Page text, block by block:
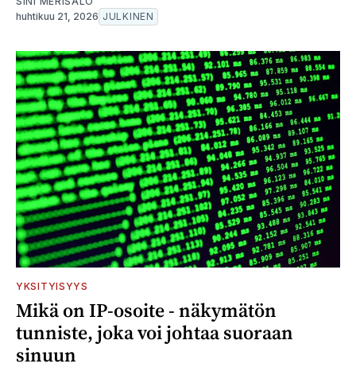
huhtikuu 21, 2026 JULKINEN
YKSITYISYYS
Mikä on IP-osoite - näkymätön
tunniste, joka voi johtaa suoraan
sinuun